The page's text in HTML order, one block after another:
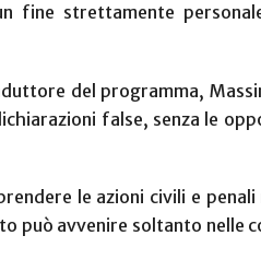
fine strettamente
del programma,
false, senza le
le azioni civili e penali
può avvenire soltanto nelle